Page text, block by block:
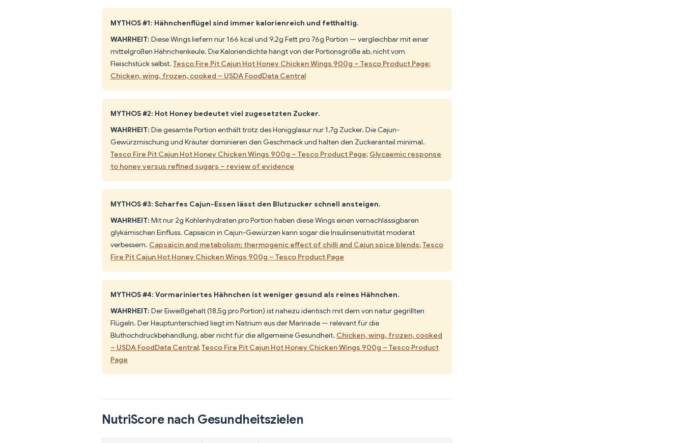
MYTHOS #1: Hähnchenflügel sind immer kalorienreich und fetthaltig.
WAHRHEIT: Diese Wings liefern nur 166 kcal und 9,2g Fett pro 76g Portion — vergleichbar mit einer
mittelgroßen Hähnchenkeule. Die Kaloriendichte hängt von der Portionsgröße ab, nicht vom
Fleischstück selbst. Tesco Fire Pit Cajun Hot Honey Chicken Wings 900g – Tesco Product Page;
Chicken, wing, frozen, cooked – USDA FoodData Central
MYTHOS #2: Hot Honey bedeutet viel zugesetzten Zucker.
WAHRHEIT: Die gesamte Portion enthält trotz des Honigglasur nur 1,7g Zucker. Die Cajun-
Gewürzmischung und Kräuter dominieren den Geschmack und halten den Zuckeranteil minimal.
Tesco Fire Pit Cajun Hot Honey Chicken Wings 900g – Tesco Product Page; Glycaemic response
to honey versus refined sugars – review of evidence
MYTHOS #3: Scharfes Cajun-Essen lässt den Blutzucker schnell ansteigen.
WAHRHEIT: Mit nur 2g Kohlenhydraten pro Portion haben diese Wings einen vernachlässigbaren
glykämischen Einfluss. Capsaicin in Cajun-Gewürzen kann sogar die Insulinsensitivität moderat
verbessern. Capsaicin and metabolism: thermogenic effect of chilli and Cajun spice blends;Tesco
Fire Pit Cajun Hot Honey Chicken Wings 900g – Tesco Product Page
MYTHOS #4: Vormariniertes Hähnchen ist weniger gesund als reines Hähnchen.
WAHRHEIT: Der Eiweißgehalt (18,5g pro Portion) ist nahezu identisch mit dem von natur gegrillten
Flügeln. Der Hauptunterschied liegt im Natrium aus der Marinade — relevant für die
Bluthochdruckbehandlung, aber nicht für die allgemeine Gesundheit. Chicken, wing, frozen, cooked
– USDA FoodData Central;Tesco Fire Pit Cajun Hot Honey Chicken Wings 900g – Tesco Product
Page
NutriScore nach Gesundheitszielen